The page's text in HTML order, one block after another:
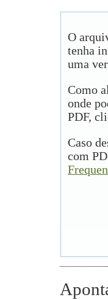
O
tenha
uma
Como
onde
PDF,
Caso
com